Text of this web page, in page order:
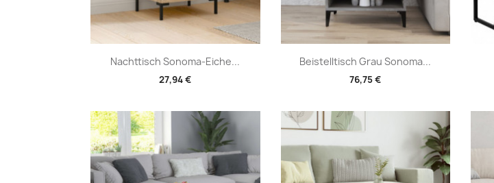
Nachttisch Sonoma-Eiche...
27,94 €
Vorschau Beistelltisch Grau Sonoma...
76,75 €
Vorschau